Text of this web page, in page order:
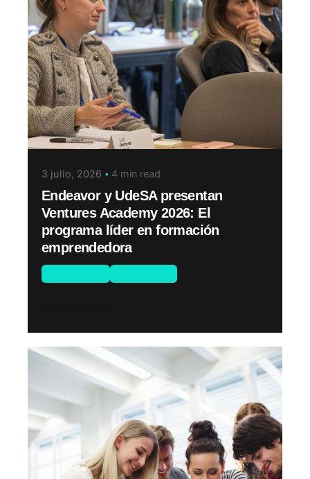
3 julio, 2026 4 min read
Endeavor y UdeSA presentan
Ventures Academy 2026: El
programa líder en formación
emprendedora